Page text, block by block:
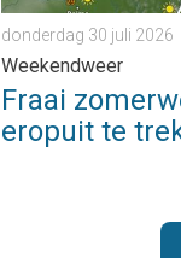
donderdag 30 juli 2026
Weekendweer
Fraai
eropuit te